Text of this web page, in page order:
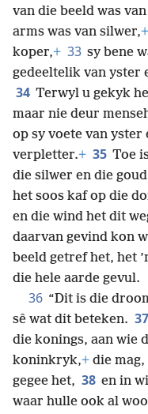
van die beeld was
arms was van silwer,+
koper,+ 33 sy bene
gedeeltelik van yster
34 Terwyl u gekyk
maar nie deur
op sy voete van
verpletter.+ 35 Toe
die silwer en die
het soos kaf op die
en die wind het dit
daarvan gevind kon
beeld getref het, het
die hele aarde gevul.
36 “Dit is die
sê wat dit beteken. 37
die konings, aan wie
koninkryk,+ die
gegee het, 38 en in
waar hulle ook al